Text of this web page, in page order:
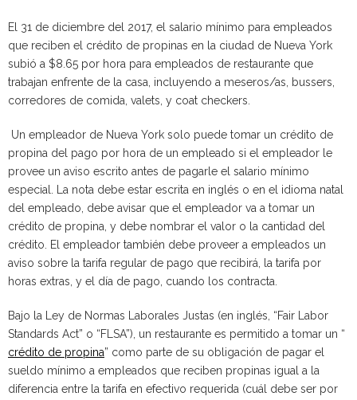
El 31 de diciembre del 2017, el salario mínimo para empleados
que reciben el crédito de propinas en la ciudad de Nueva York
subió a $8.65 por hora para empleados de restaurante que
trabajan enfrente de la casa, incluyendo a meseros/as, bussers,
corredores de comida, valets, y coat checkers.
Un empleador de Nueva York solo puede tomar un crédito de
propina del pago por hora de un empleado si el empleador le
provee un aviso escrito antes de pagarle el salario mínimo
especial. La nota debe estar escrita en inglés o en el idioma natal
del empleado, debe avisar que el empleador va a tomar un
crédito de propina, y debe nombrar el valor o la cantidad del
crédito. El empleador también debe proveer a empleados un
aviso sobre la tarifa regular de pago que recibirá, la tarifa por
horas extras, y el día de pago, cuando los contracta.
Bajo la Ley de Normas Laborales Justas (en inglés, “Fair Labor
Standards Act” o “FLSA”), un restaurante es permitido a tomar un “
crédito de propina” como parte de su obligación de pagar el
sueldo mínimo a empleados que reciben propinas igual a la
diferencia entre la tarifa en efectivo requerida (cuál debe ser por